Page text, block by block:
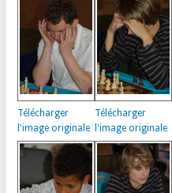
Télécharger
l'image originale
Télécharger
l'image originale